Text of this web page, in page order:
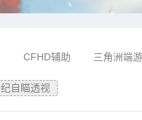
CFHD辅助 三角洲端游
自瞄透视